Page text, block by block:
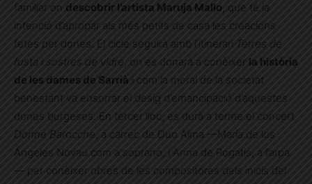
familiar on descobrir l’artista Maruja Mallo, que té la
intenció d’apropar als més petits de casa les creacions
fetes per dones. El cicle seguirà amb l’itinerari Terres de
fusta i sostres de vidre , on es donarà a conèixer la història
de les dames de Sarrià i com la moral de la societat
benestant va ensorrar el desig d’emancipació d’aquestes
dones burgeses. En tercer lloc, es durà a terme el concert
Donne Barocche, a càrrec de Duo Alma —María de los
Ángeles Novau com a soprano, i Anna de Rogatis, a l’arpa
— per conèixer obres de les compositores dels inicis del